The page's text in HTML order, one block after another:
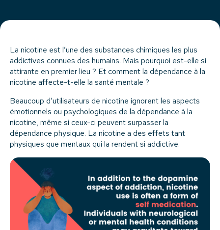
La nicotine est l’une des substances chimiques les plus
addictives connues des humains. Mais pourquoi est-elle si
attirante en premier lieu ? Et comment la dépendance à la
nicotine affecte-t-elle la santé mentale ?
Beaucoup d’utilisateurs de nicotine ignorent les aspects
émotionnels ou psychologiques de la dépendance à la
nicotine, même si ceux-ci peuvent surpasser la
dépendance physique. La nicotine a des effets tant
physiques que mentaux qui la rendent si addictive.